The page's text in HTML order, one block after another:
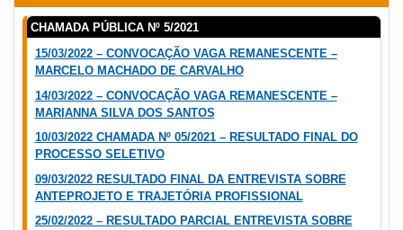
CHAMADA PÚBLICA Nº 5/2021
15/03/2022 – CONVOCAÇÃO VAGA REMANESCENTE –
MARCELO MACHADO DE CARVALHO
14/03/2022 – CONVOCAÇÃO VAGA REMANESCENTE –
MARIANNA SILVA DOS SANTOS
10/03/2022 CHAMADA Nº 05/2021 – RESULTADO FINAL DO
PROCESSO SELETIVO
09/03/2022 RESULTADO FINAL DA ENTREVISTA SOBRE
ANTEPROJETO E TRAJETÓRIA PROFISSIONAL
25/02/2022 – RESULTADO PARCIAL ENTREVISTA SOBRE